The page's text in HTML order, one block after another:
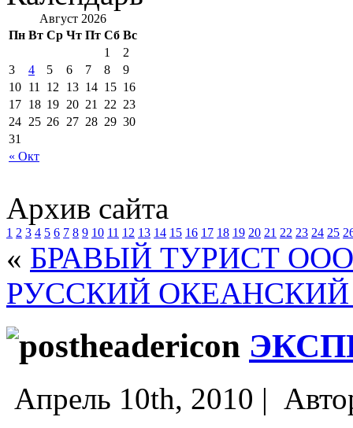
Август 2026
Пн Вт Ср Чт Пт Сб Вс
« Окт
1
2
3
4 5 6 7 8
9
10 11 12 13 14 15 16
17 18 19 20 21 22 23
24 25 26 27 28 29 30
31
Архив сайта
1 2 3 4 5 6 7 8 9 10 11 12 13 14 15 16 17 18 19 20 21 22 23 24 25
« БРАВЫЙ ТУРИСТ ООО
РУССКИЙ
Апрель 10th, 2010 |